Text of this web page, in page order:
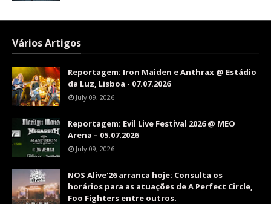
Vários Artigos
Reportagem: Iron Maiden e Anthrax @ Estádio
da Luz, Lisboa - 07.07.2026
July 09, 2026
Reportagem: Evil Live Festival 2026 @ MEO
Arena – 05.07.2026
July 09, 2026
NOS Alive'26 arranca hoje: Consulta os
horários para as atuações de A Perfect Circle,
Foo Fighters entre outros.